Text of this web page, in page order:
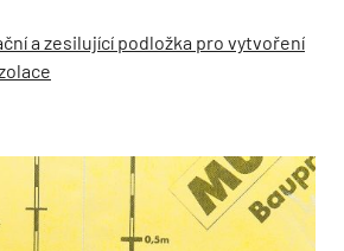
a zesilující podložka pro vytvoření